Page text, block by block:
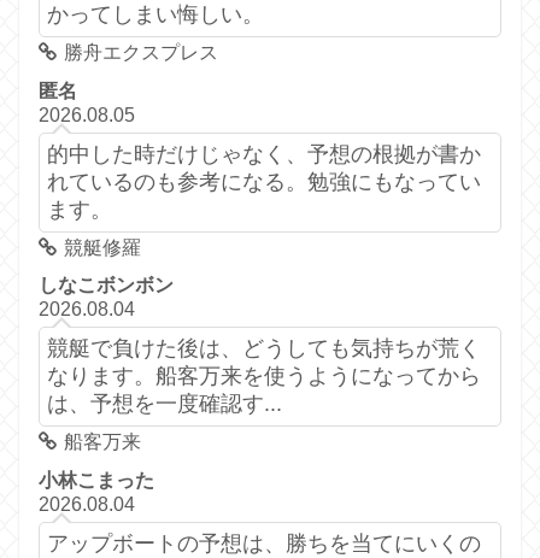
かってしまい悔しい。
勝舟エクスプレス
匿名
2026.08.05
的中した時だけじゃなく、予想の根拠が書か
れているのも参考になる。勉強にもなってい
ます。
競艇修羅
しなこボンボン
2026.08.04
競艇で負けた後は、どうしても気持ちが荒く
なります。船客万来を使うようになってから
は、予想を一度確認す...
船客万来
小林こまった
2026.08.04
アップボートの予想は、勝ちを当てにいくの